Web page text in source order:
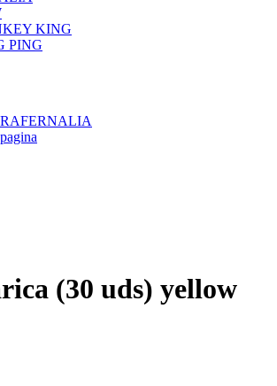
KING
PING
(30 uds) yellow